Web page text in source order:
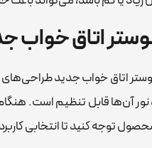
اتاق خواب
اتاق خواب جدید طراحی‌های
نور آن‌ها قابل تنظیم است.
توجه کنید تا انتخابی